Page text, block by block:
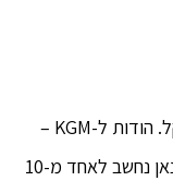
שיטת הסיב היפני משלבת בין בריאות ומשקל. הודות ל-KGM –
סופר פייבר 100% טבעי, הקונג'אק גלוקומנאן נחשב לאחד מ-10